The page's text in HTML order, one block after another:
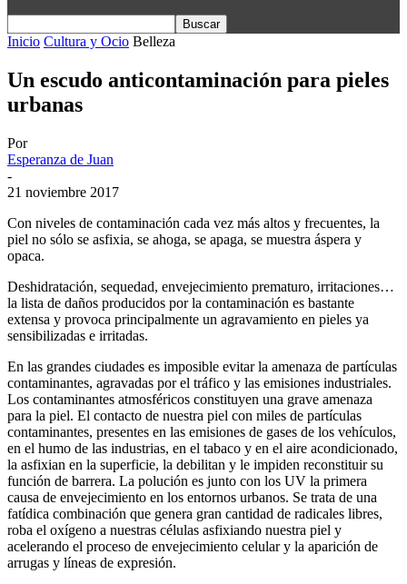
Inicio Cultura y Ocio Belleza
Un escudo anticontaminación para pieles
urbanas
Por
Esperanza de Juan
-
21 noviembre 2017
Con niveles de contaminación cada vez más altos y frecuentes, la
piel no sólo se asfixia, se ahoga, se apaga, se muestra áspera y
opaca.
Deshidratación, sequedad, envejecimiento prematuro, irritaciones…
la lista de daños producidos por la contaminación es bastante
extensa y provoca principalmente un agravamiento en pieles ya
sensibilizadas e irritadas.
En las grandes ciudades es imposible evitar la amenaza de partículas
contaminantes, agravadas por el tráfico y las emisiones industriales.
Los contaminantes atmosféricos constituyen una grave amenaza
para la piel. El contacto de nuestra piel con miles de partículas
contaminantes, presentes en las emisiones de gases de los vehículos,
en el humo de las industrias, en el tabaco y en el aire acondicionado,
la asfixian en la superficie, la debilitan y le impiden reconstituir su
función de barrera. La polución es junto con los UV la primera
causa de envejecimiento en los entornos urbanos. Se trata de una
fatídica combinación que genera gran cantidad de radicales libres,
roba el oxígeno a nuestras células asfixiando nuestra piel y
acelerando el proceso de envejecimiento celular y la aparición de
arrugas y líneas de expresión.